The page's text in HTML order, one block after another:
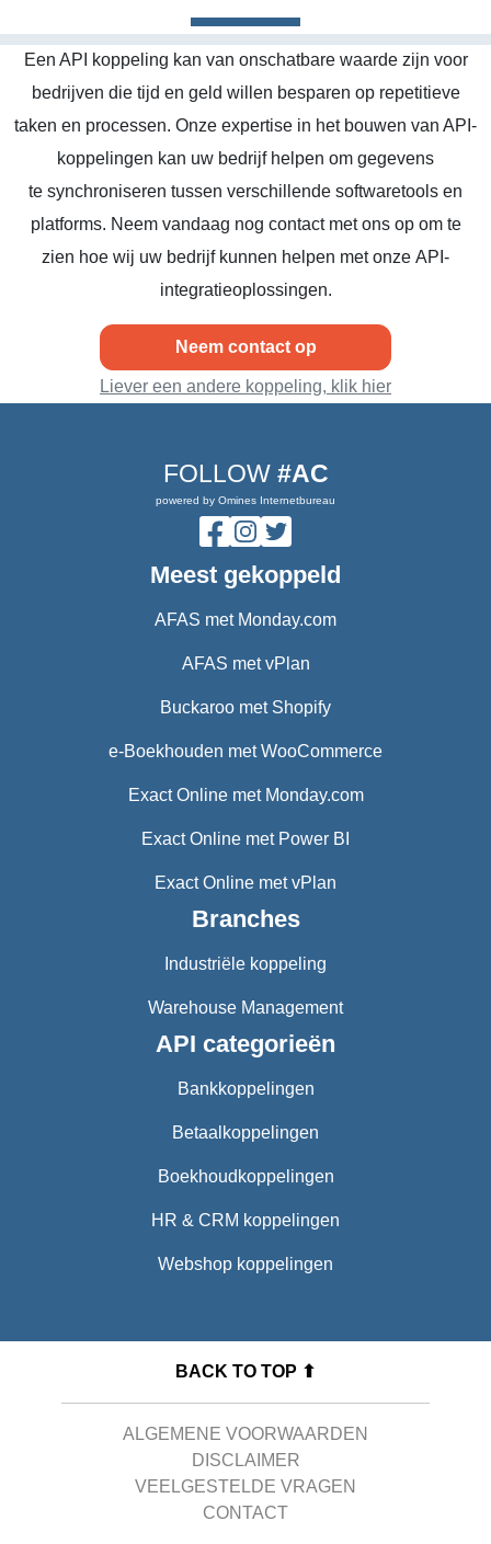
Een API koppeling kan van onschatbare waarde zijn voor
bedrijven die tijd en geld willen besparen op repetitieve
taken en processen. Onze expertise in het bouwen van API-
koppelingen kan uw bedrijf helpen om gegevens
te synchroniseren tussen verschillende softwaretools en
platforms. Neem vandaag nog contact met ons op om te
zien hoe wij uw bedrijf kunnen helpen met onze API-
integratieoplossingen.
Neem contact op
Liever een andere koppeling, klik hier
FOLLOW #AC
powered by Omines Internetbureau
Meest gekoppeld
AFAS met Monday.com
AFAS met vPlan
Buckaroo met Shopify
e-Boekhouden met WooCommerce
Exact Online met Monday.com
Exact Online met Power BI
Exact Online met vPlan
Branches
Industriële koppeling
Warehouse Management
API categorieën
Bankkoppelingen
Betaalkoppelingen
Boekhoudkoppelingen
HR & CRM koppelingen
Webshop koppelingen
BACK TO TOP ⬆
ALGEMENE VOORWAARDEN
DISCLAIMER
VEELGESTELDE VRAGEN
CONTACT